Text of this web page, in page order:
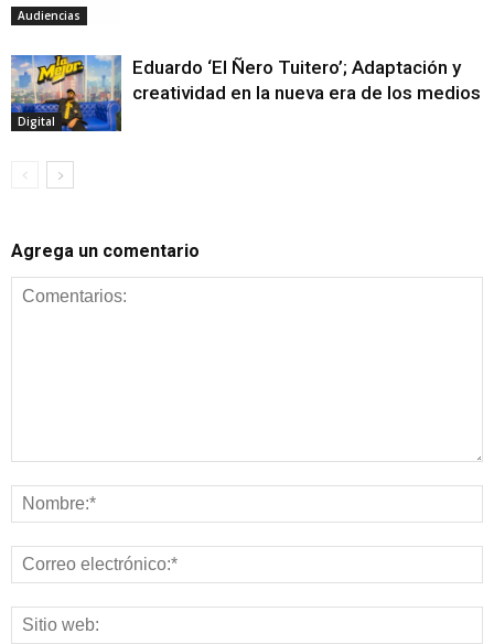
Audiencias
Digital
Eduardo ‘El Ñero Tuitero’; Adaptación y
creatividad en la nueva era de los medios
Agrega un comentario